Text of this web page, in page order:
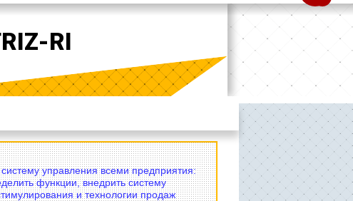
RI
систему управления всеми предприятия:
функции, внедрить систему
и технологии продаж